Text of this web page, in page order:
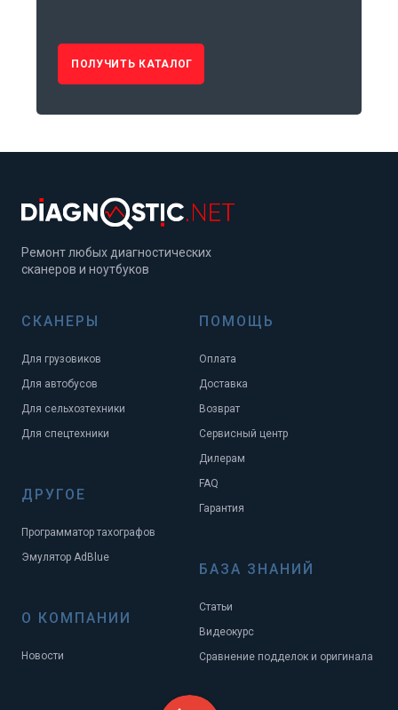
ПОЛУЧИТЬ КАТАЛОГ
Ремонт любых диагностических
сканеров и ноутбуков
СКАНЕРЫ
Для грузовиков
Для автобусов
Для сельхозтехники
Для спецтехники
ДРУГОЕ
Программатор тахографов
Эмулятор AdBlue
О КОМПАНИИ
Новости
ПОМОЩЬ
Оплата
Доставка
Возврат
Сервисный центр
Дилерам
FAQ
Гарантия
БАЗА ЗНАНИЙ
Статьи
Видеокурс
Сравнение подделок и оригинала